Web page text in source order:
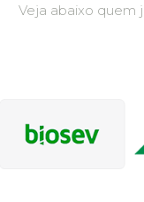
Veja abaixo quem